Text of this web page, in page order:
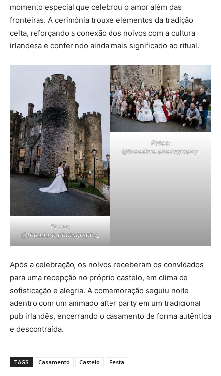
momento especial que celebrou o amor além das
fronteiras. A cerimônia trouxe elementos da tradição
celta, reforçando a conexão dos noivos com a cultura
irlandesa e conferindo ainda mais significado ao ritual.
Fotos:
@theodoro.photography_
Fotos:
@theodoro.photography_
Após a celebração, os noivos receberam os convidados
para uma recepção no próprio castelo, em clima de
sofisticação e alegria. A comemoração seguiu noite
adentro com um animado after party em um tradicional
pub irlandês, encerrando o casamento de forma autêntica
e descontraída.
TAGS Casamento Castelo Festa